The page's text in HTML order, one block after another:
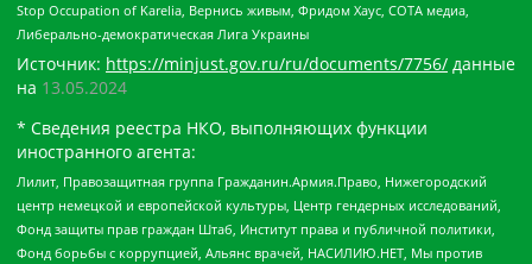
Stop Occupation of Karelia, Вернись живым, Фридом Хаус, СОТА медиа,
Либерально-демократическая Лига Украины
Источник: https://minjust.gov.ru/ru/documents/7756/ данные
на 13.05.2024
* Сведения реестра НКО, выполняющих функции
иностранного агента:
Лилит, Правозащитная группа Гражданин.Армия.Право, Нижегородский
центр немецкой и европейской культуры, Центр гендерных исследований,
Фонд защиты прав граждан Штаб, Институт права и публичной политики,
Фонд борьбы с коррупцией, Альянс врачей, НАСИЛИЮ.НЕТ, Мы против